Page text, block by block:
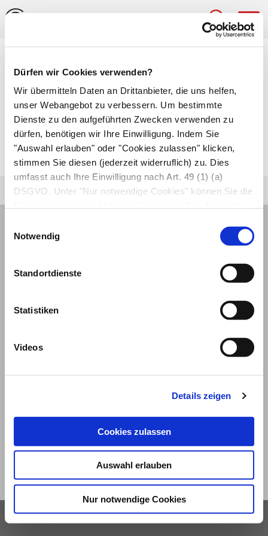
Dürfen wir Cookies verwenden?
Wir übermitteln Daten an Drittanbieter, die uns helfen,
unser Webangebot zu verbessern. Um bestimmte
Dienste zu den aufgeführten Zwecken verwenden zu
dürfen, benötigen wir Ihre Einwilligung. Indem Sie
"Auswahl erlauben" oder "Cookies zulassen" klicken,
stimmen Sie diesen (jederzeit widerruflich) zu. Dies
umfasst auch Ihre Einwilligung nach Art. 49 (1) (a)
DSGVO. Unter "Nur notwendige Cookies" können Sie die
Notwendig
Standortdienste
Statistiken
Videos
Details zeigen
Cookies zulassen
Auswahl erlauben
Nur notwendige Cookies
Perivaskulitis
Entzündung der äußeren Wandschicht von
Arterien und Venen einschließlich des
umgebenden Bindegewebes.
© 2026
Datenschutz Privatsphäre